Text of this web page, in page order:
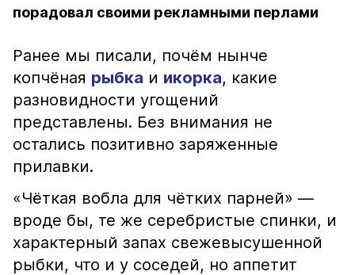
порадовал своими рекламными перлами
Ранее мы писали, почём нынче
копчёная рыбка и икорка, какие
разновидности угощений
представлены. Без внимания не
остались позитивно заряженные
прилавки.
«Чёткая вобла для чётких парней» —
вроде бы, те же серебристые спинки, и
характерный запах свежевысушенной
рыбки, что и у соседей, но аппетит